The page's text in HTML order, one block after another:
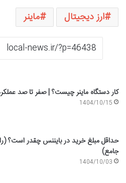
ارز دیجیتال ماینر
کار دستگاه ماینر چیست؟ | صفر تا صد
1404/10/15
حداقل مبلغ خرید در بایننس چقدر است؟
جامع)
1404/10/03